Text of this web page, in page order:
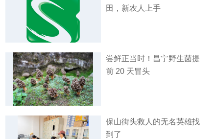
田，新农人上手
尝鲜正当时！昌宁野生菌提
前 20 天冒头
保山街头救人的无名英雄找
到了